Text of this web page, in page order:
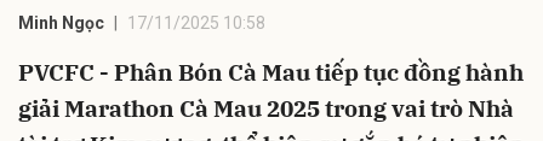
Minh Ngọc 17/11/2025 10:58
PVCFC - Phân Bón Cà Mau tiếp tục đồng hành
giải Marathon Cà Mau 2025 trong vai trò Nhà
Hủy